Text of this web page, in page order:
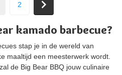
2
kamado barbecue?
stap je in de wereld van
maaltijd een meesterwerk wordt.
de Big Bear BBQ jouw culinaire